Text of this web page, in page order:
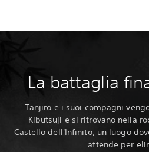
La battaglia
Tanjiro e i suoi compagni
Kibutsuji e si ritrovano nella
Castello dell'Infinito, un luogo
attende per